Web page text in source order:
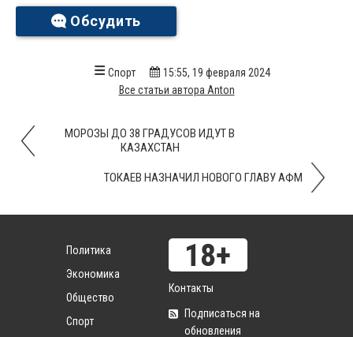
Обсудить
Спорт
15:55, 19 февраля 2024
Все статьи автора Anton
МОРОЗЫ ДО 38 ГРАДУСОВ ИДУТ В
КАЗАХСТАН
ТОКАЕВ НАЗНАЧИЛ НОВОГО ГЛАВУ АФМ
Политика
Экономика
Общество
Спорт
Контакты
Подписаться на
обновления